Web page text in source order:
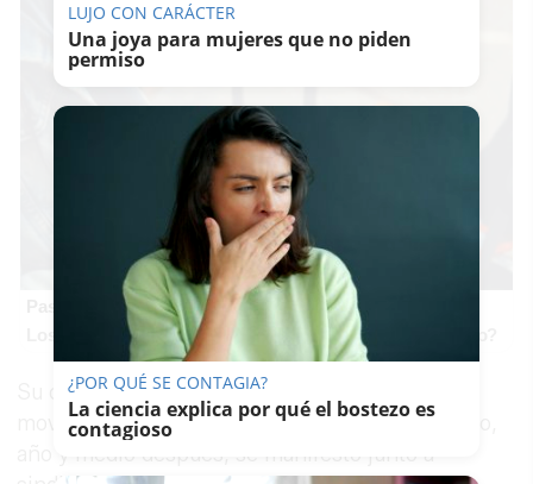
Pasaportes que abren puertas
Los pasaportes más poderosos del mundo, ¿está el tuyo?
Su despido provocó una ola de solidaridad y
movilizaciones a favor de Vanesa. El 21 de marzo,
año y medio después, se manifestó junto a
LUJO CON CARÁCTER
Una joya para mujeres que no piden
permiso
¿POR QUÉ SE CONTAGIA?
La ciencia explica por qué el bostezo es
contagioso